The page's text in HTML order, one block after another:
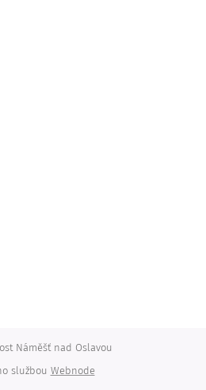
Náměšť nad Oslavou
službou Webnode